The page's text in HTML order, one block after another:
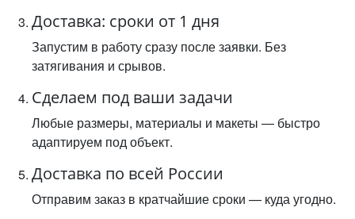
Доставка: сроки от 1 дня
Запустим в работу сразу после заявки. Без
затягивания и срывов.
Сделаем под ваши задачи
Любые размеры, материалы и макеты — быстро
адаптируем под объект.
Доставка по всей России
Отправим заказ в кратчайшие сроки — куда угодно.